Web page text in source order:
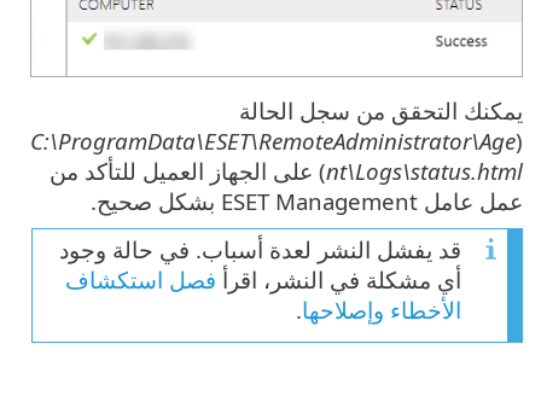
يمكنك التحقق من سجل الحالة
(‎
C:\ProgramData\ESET\RemoteAdministrator\Age
nt\Logs\status.html) على الجهاز العميل للتأكد من
عمل عامل ESET Management بشكل صحيح.
قد يفشل النشر لعدة أسباب. في حالة وجود
أي مشكلة في النشر، اقرأ فصل استكشاف
الأخطاء وإصلاحها.